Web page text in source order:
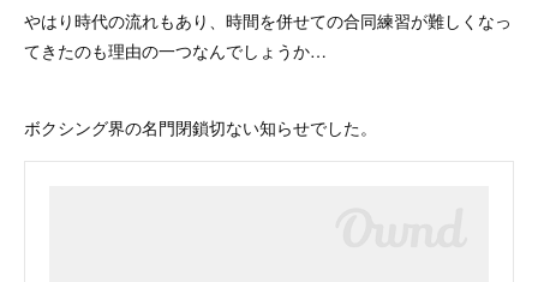
やはり時代の流れもあり、時間を併せての合同練習が難しくなっ
てきたのも理由の一つなんでしょうか…
ボクシング界の名門閉鎖切ない知らせでした。